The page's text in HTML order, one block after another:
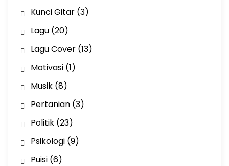
Kunci Gitar(3)
Lagu(20)
Lagu Cover(13)
Motivasi(1)
Musik(8)
Pertanian(3)
Politik(23)
Psikologi(9)
Puisi(6)